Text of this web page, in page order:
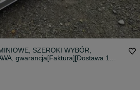
SZEROKI WYBÓR,
gwarancja[Faktura][Dostawa 1